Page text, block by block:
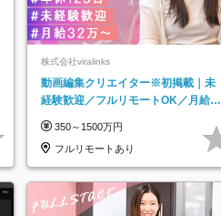
株式会社viralinks
動画編集クリエイター※初掲載｜未
経験歓迎／フルリモートOK／月給32
350～1500万円
フルリモートあり